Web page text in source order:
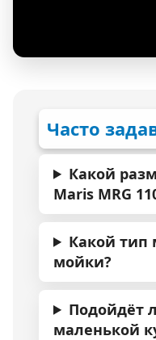
Часто
Какой
Maris MRG
Какой тип
мойки?
Подойдёт
маленькой